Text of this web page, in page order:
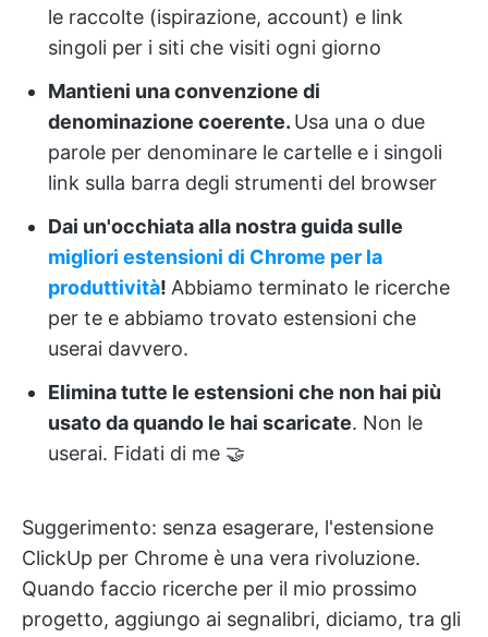
le raccolte (ispirazione, account) e link
singoli per i siti che visiti ogni giorno
Mantieni una convenzione di
denominazione coerente. Usa una o due
parole per denominare le cartelle e i singoli
link sulla barra degli strumenti del browser
Dai un'occhiata alla nostra guida sulle
migliori estensioni di Chrome per la
produttività! Abbiamo terminato le ricerche
per te e abbiamo trovato estensioni che
userai davvero.
Elimina tutte le estensioni che non hai più
usato da quando le hai scaricate. Non le
userai. Fidati di me 🤝
Suggerimento: senza esagerare, l'estensione
ClickUp per Chrome è una vera rivoluzione.
Quando faccio ricerche per il mio prossimo
progetto, aggiungo ai segnalibri, diciamo, tra gli